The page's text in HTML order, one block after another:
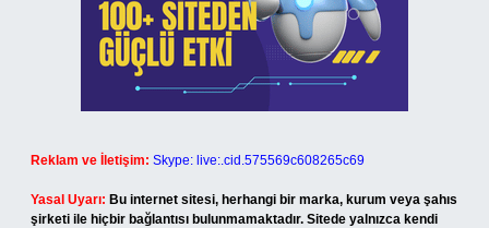
Reklam ve İletişim: Skype: live:.cid.575569c608265c69
Yasal Uyarı: Bu internet sitesi, herhangi bir marka, kurum veya şahıs
şirketi ile hiçbir bağlantısı bulunmamaktadır. Sitede yalnızca kendi